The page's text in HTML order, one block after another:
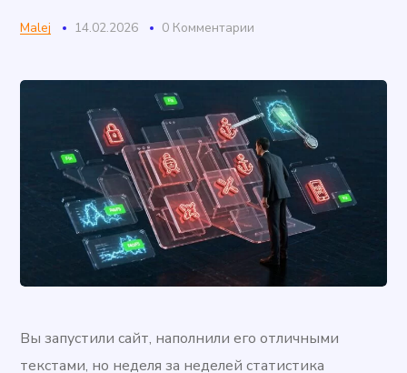
Malej 14.02.2026 0 Комментарии
Вы запустили сайт, наполнили его отличными
текстами, но неделя за неделей статистика